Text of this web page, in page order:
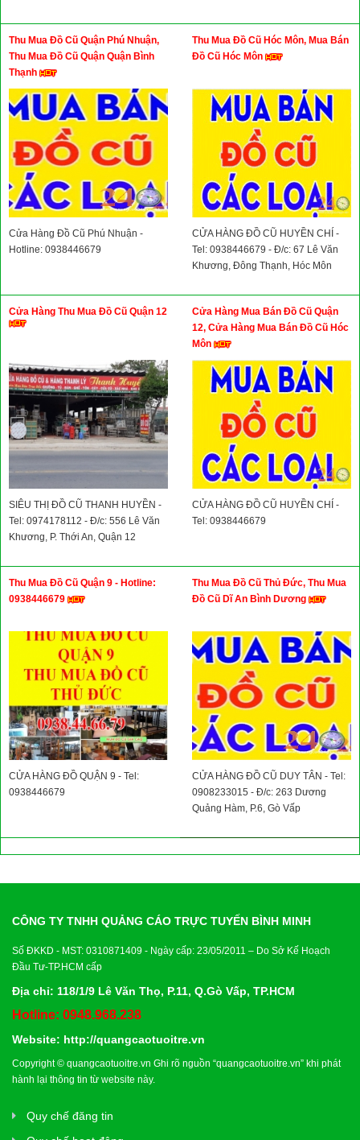
Thu Mua Đồ Cũ Quận Phú Nhuận,
Thu Mua Đồ Cũ Quận Quận Bình
Thạnh
Cửa Hàng Đồ Cũ Phú Nhuận -
Hotline: 0938446679
Thu Mua Đồ Cũ Hóc Môn, Mua Bán
Đồ Cũ Hóc Môn
CỬA HÀNG ĐỒ CŨ HUYỀN CHÍ -
Tel: 0938446679 - Đ/c: 67 Lê Văn
Khương, Đông Thạnh, Hóc Môn
Cửa Hàng Thu Mua Đồ Cũ Quận 12
SIÊU THỊ ĐỒ CŨ THANH HUYỀN -
Tel: 0974178112 - Đ/c: 556 Lê Văn
Khương, P. Thới An, Quận 12
Cửa Hàng Mua Bán Đồ Cũ Quận
12, Cửa Hàng Mua Bán Đồ Cũ Hóc
Môn
CỬA HÀNG ĐỒ CŨ HUYỀN CHÍ -
Tel: 0938446679
Thu Mua Đồ Cũ Quận 9 - Hotline:
0938446679
CỬA HÀNG ĐỒ QUẬN 9 - Tel:
0938446679
Thu Mua Đồ Cũ Thủ Đức, Thu Mua
Đồ Cũ Dĩ An Bình Dương
CỬA HÀNG ĐỒ CŨ DUY TÂN - Tel:
0908233015 - Đ/c: 263 Dương
Quảng Hàm, P.6, Gò Vấp
CÔNG TY TNHH QUẢNG CÁO TRỰC TUYẾN BÌNH MINH
Số ĐKKD - MST: 0310871409 - Ngày cấp: 23/05/2011 – Do Sở Kế Hoạch
Đầu Tư-TP.HCM cấp
Địa chỉ: 118/1/9 Lê Văn Thọ, P.11, Q.Gò Vấp, TP.HCM
Hotline: 0948.968.238
Website: http://quangcaotuoitre.vn
Copyright © quangcaotuoitre.vn Ghi rõ nguồn “quangcaotuoitre.vn” khi phát
hành lại thông tin từ website này.
Quy chế đăng tin